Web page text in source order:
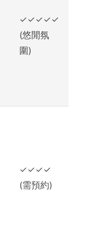
✓✓✓✓✓
(悠閒氛
圍)
✓✓✓✓
(需預約)